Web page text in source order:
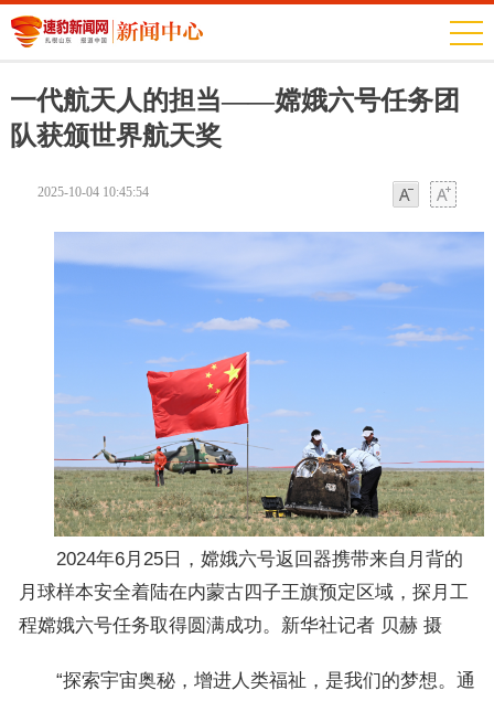
一代航天人的担当——嫦娥六号任务团
队获颁世界航天奖
2025-10-04 10:45:54
2024年6月25日，嫦娥六号返回器携带来自月背的
月球样本安全着陆在内蒙古四子王旗预定区域，探月工
程嫦娥六号任务取得圆满成功。新华社记者 贝赫 摄
“探索宇宙奥秘，增进人类福祉，是我们的梦想。通